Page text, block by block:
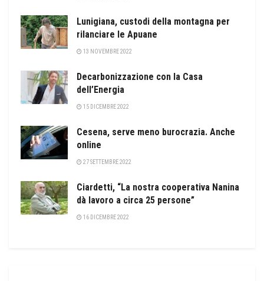
Lunigiana, custodi della montagna per
rilanciare le Apuane
13 NOVEMBRE 2022
Decarbonizzazione con la Casa
dell’Energia
15 DICEMBRE 2022
Cesena, serve meno burocrazia. Anche
online
27 SETTEMBRE 2022
Ciardetti, “La nostra cooperativa Nanina
dà lavoro a circa 25 persone”
16 DICEMBRE 2022